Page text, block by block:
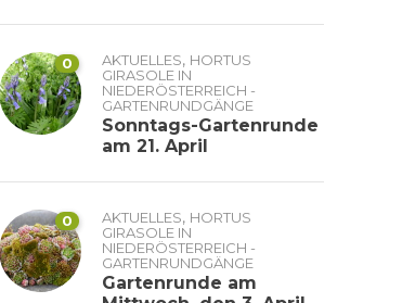
0 AKTUELLES, HORTUS
GIRASOLE IN
NIEDERÖSTERREICH -
GARTENRUNDGÄNGE
Sonntags-Gartenrunde
am 21. April
0 AKTUELLES, HORTUS
GIRASOLE IN
NIEDERÖSTERREICH -
GARTENRUNDGÄNGE
Gartenrunde am